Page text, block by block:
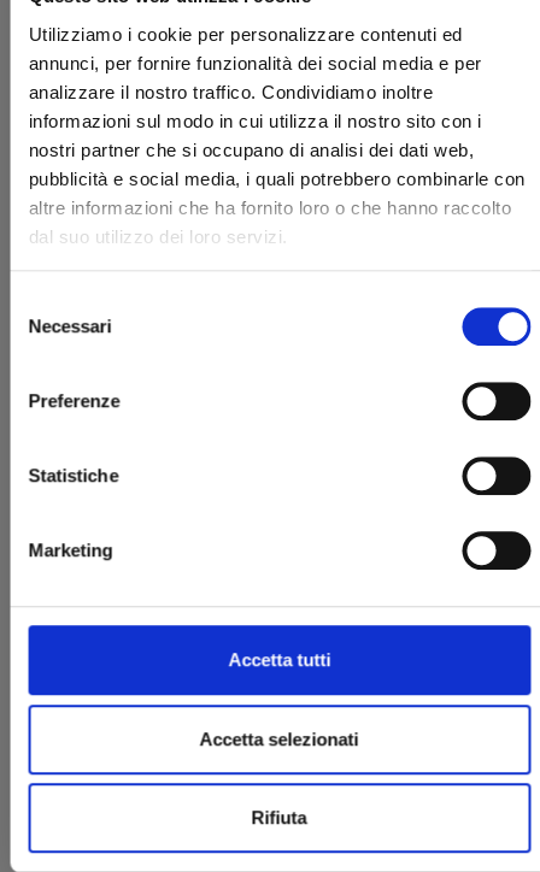
Utilizziamo i cookie per personalizzare contenuti ed
annunci, per fornire funzionalità dei social media e per
analizzare il nostro traffico. Condividiamo inoltre
informazioni sul modo in cui utilizza il nostro sito con i
nostri partner che si occupano di analisi dei dati web,
pubblicità e social media, i quali potrebbero combinarle con
altre informazioni che ha fornito loro o che hanno raccolto
dal suo utilizzo dei loro servizi.
delNecessari
Preferenze
Statistiche
Marketing
Accetta tutti
Accetta selezionati
Rifiuta
RE CERVIN n. 3
RE CERVIN n. 2